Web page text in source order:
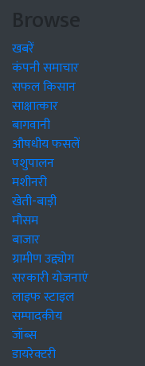
Browse
खबरें
कंपनी समाचार
सफल किसान
साक्षात्कार
बागवानी
औषधीय फसलें
पशुपालन
मशीनरी
खेती-बाड़ी
मौसम
बाजार
ग्रामीण उद्द्योग
सरकारी योजनाएं
लाइफ स्टाइल
सम्पादकीय
जॉब्स
डायरेक्टरी